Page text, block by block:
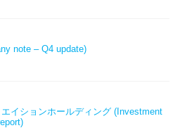
note – Q4 update)
イションホールディング (Investment